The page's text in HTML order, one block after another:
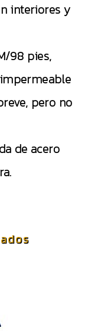
interiores y
98 pies,
pero no
de acero